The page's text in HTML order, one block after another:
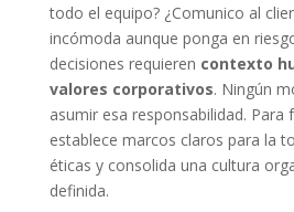
todo el equipo? ¿Comunico al
incómoda aunque ponga en
decisiones requieren contexto
valores corporativos. Ningún
asumir esa responsabilidad. Para
establece marcos claros para la
éticas y consolida una cultura
definida.